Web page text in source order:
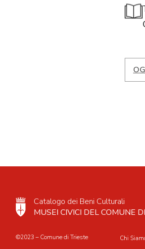
Catalogo dei Beni Culturali
MUSEI CIVICI DEL COMUNE
©2023 – Comune di Trieste Chi